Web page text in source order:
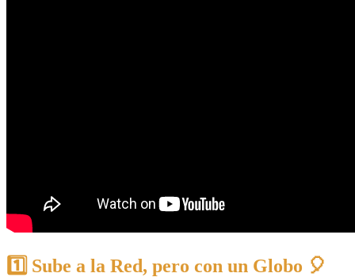
1️⃣ Sube a la Red, pero con un Globo 🎈